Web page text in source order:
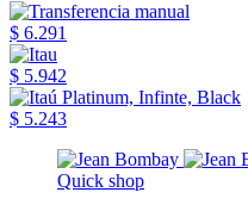
$ 6.291
$ 5.942
$ 5.243
Quick shop